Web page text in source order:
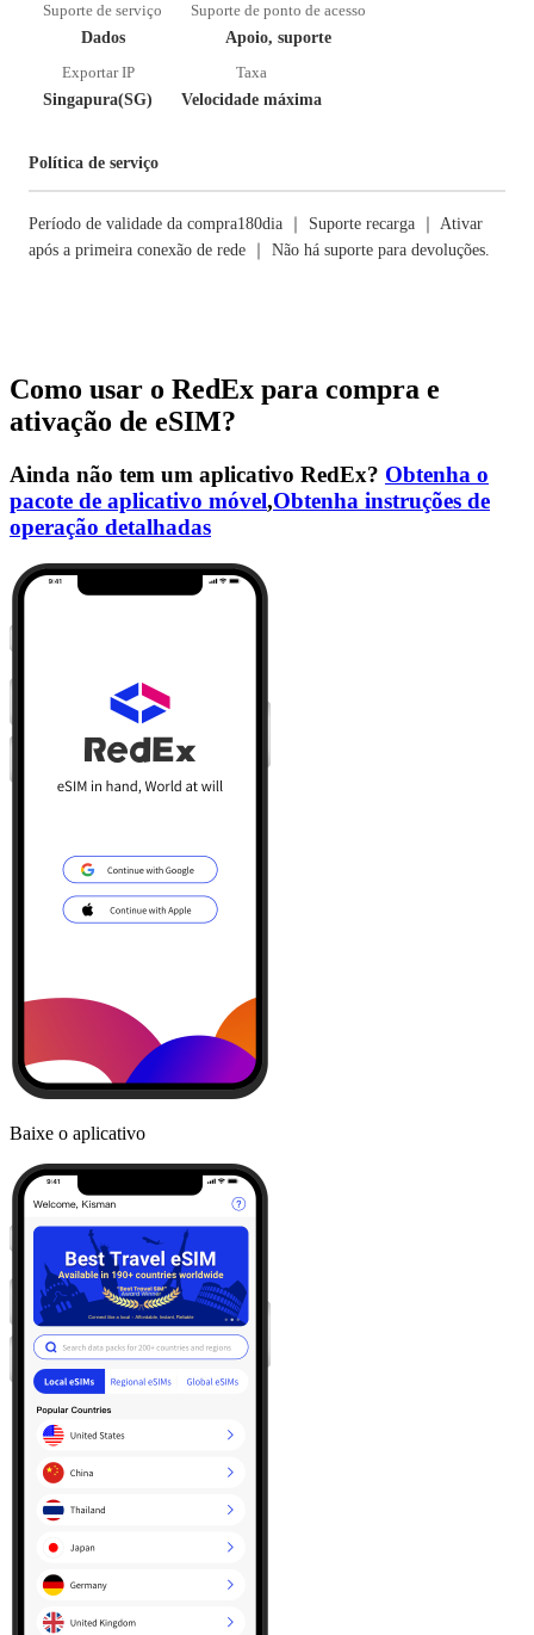
Suporte de serviço
Dados
Suporte de ponto de acesso
Apoio, suporte
Exportar IP
Singapura(SG)
Taxa
Velocidade máxima
Política de serviço
Período de validade da compra180dia ｜ Suporte recarga ｜ Ativar
após a primeira conexão de rede ｜ Não há suporte para devoluções.
Como usar o RedEx para compra e
ativação de eSIM?
Ainda não tem um aplicativo RedEx? Obtenha o
pacote de aplicativo móvel,Obtenha instruções de
operação detalhadas
Baixe o aplicativo